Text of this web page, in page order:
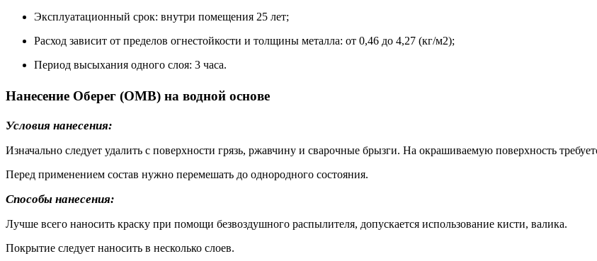
Эксплуатационный срок: внутри помещения 25 лет;
Расход зависит от пределов огнестойкости и толщины металла: от 0,46 до 4,27 (кг/м2);
Период высыхания одного слоя: 3 часа.
Нанесение Оберег (ОМВ) на водной основе
Условия нанесения:
Изначально следует удалить с поверхности грязь, ржавчину и сварочные брызги. На окрашиваемую поверхность
Перед применением состав нужно перемешать до однородного состояния.
Способы нанесения:
Лучше всего наносить краску при помощи безвоздушного распылителя, допускается использование кисти, валика.
Покрытие следует наносить в несколько слоев.